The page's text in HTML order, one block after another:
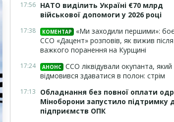
17:56 НАТО виділить Україні €70 млрд
військової допомоги у 2026 році
17:38 КОМЕНТАР
«Ми заходили першими»:
ССО «Дацент» розповів, як вижив після
важкого поранення на Курщині
17:24 АНОНС ССО ліквідували окупанта, який
відмовився здаватися в полон: стрім
17:13
Обладнання без повної оплати
Міноборони запустило підтримку
підприємств ОПК